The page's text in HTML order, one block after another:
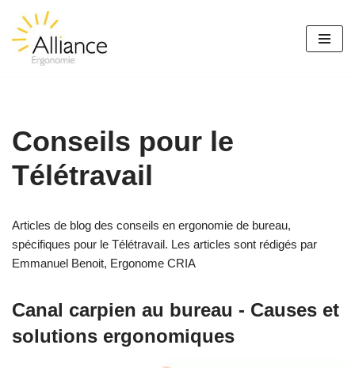
Aller
Conseils pour le
Télétravail
Articles de blog des conseils en ergonomie de bureau,
spécifiques pour le Télétravail. Les articles sont rédigés par
Emmanuel Benoit, Ergonome CRIA
Canal carpien au bureau - Causes et
solutions ergonomiques